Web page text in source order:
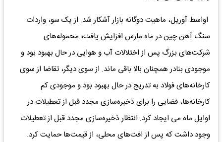
اواسط آوریل، ماهیت دوگانه بازار آشکار شد. از یک سو، واردات
سنگ آهن چین در ماه مارس افزایش یافت، محموله‌های
شرکت‌های بزرگ پس از اختلالات آب و هوایی در حال بهبود بود و
موجودی بنادر همچنان بالا باقی ماند. از سوی دیگر، تقاضا از سوی
کارخانه‌های فولاد به تدریج در حال بهبود بود و موجودی کم
کارخانه‌ها، فضایی را برای ذخیره‌سازی مجدد قبل از تعطیلات در
اوایل ماه می ایجاد کرد. انتظار ذخیره‌سازی مجدد قبل از تعطیلات
وجود داشت که پس از افت‌های محلی، از قیمت‌ها حمایت کرد.